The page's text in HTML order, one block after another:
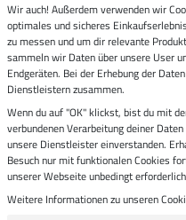
Zustellung durch
Sicher bezahlen mit
Letzte
Wir auch! Außerdem verwenden wir
optimales und sicheres
zu messen und um dir relevante
sammeln wir Daten über unsere User
Endgeräten. Bei der Erhebung der
Dienstleistern zusammen.
Wenn du auf "OK" klickst, bist du mit
verbundenen Verarbeitung deiner
unsere Dienstleister einverstanden.
Besuch nur mit funktionalen Cookies
unserer Webseite unbedingt
Weitere Informationen zu unseren